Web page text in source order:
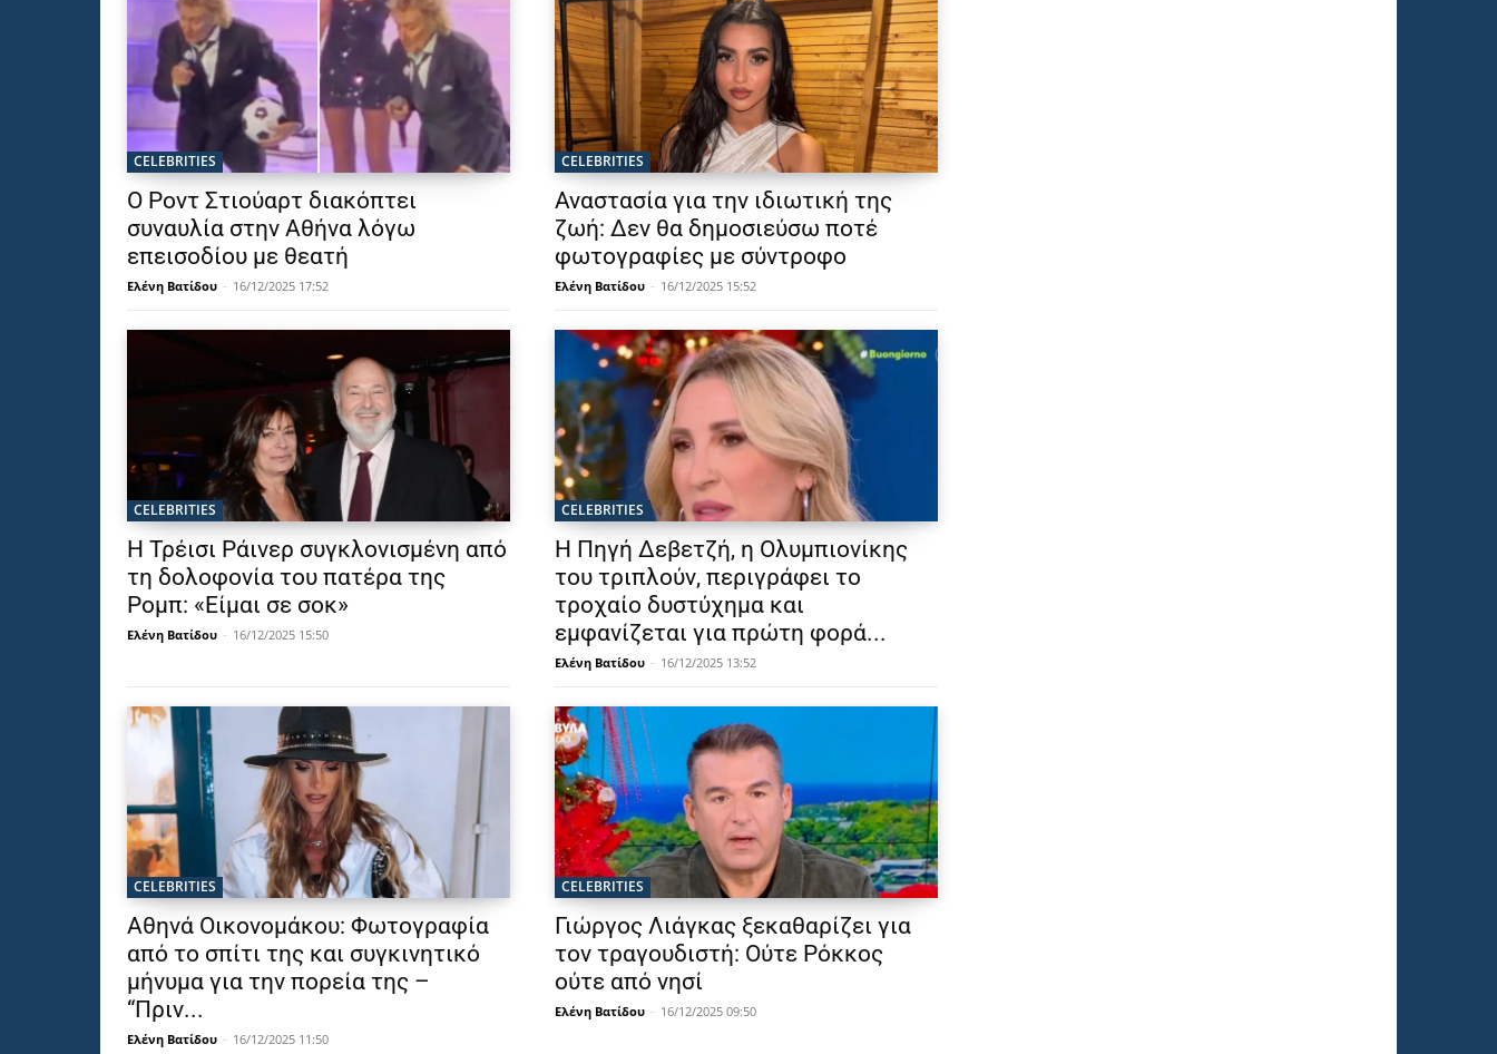
CELEBRITIES
Ο Ροντ Στιούαρτ διακόπτει
συναυλία στην Αθήνα λόγω
επεισοδίου με θεατή
Ελένη Βατίδου - 16/12/2025 17:52
CELEBRITIES
Αναστασία για την ιδιωτική της
ζωή: Δεν θα δημοσιεύσω ποτέ
φωτογραφίες με σύντροφο
Ελένη Βατίδου - 16/12/2025 15:52
CELEBRITIES
Η Τρέισι Ράινερ συγκλονισμένη από
τη δολοφονία του πατέρα της
Ρομπ: «Είμαι σε σοκ»
Ελένη Βατίδου - 16/12/2025 15:50
CELEBRITIES
Η Πηγή Δεβετζή, η Ολυμπιονίκης
του τριπλούν, περιγράφει το
τροχαίο δυστύχημα και
εμφανίζεται για πρώτη φορά...
Ελένη Βατίδου - 16/12/2025 13:52
CELEBRITIES
Αθηνά Οικονομάκου: Φωτογραφία
από το σπίτι της και συγκινητικό
μήνυμα για την πορεία της –
“Πριν...
Ελένη Βατίδου - 16/12/2025 11:50
CELEBRITIES
Γιώργος Λιάγκας ξεκαθαρίζει για
τον τραγουδιστή: Ούτε Ρόκκος
ούτε από νησί
Ελένη Βατίδου - 16/12/2025 09:50